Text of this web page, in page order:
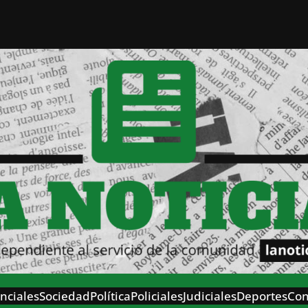
SociedadPolíticaPolicialesJudicialesDeportes